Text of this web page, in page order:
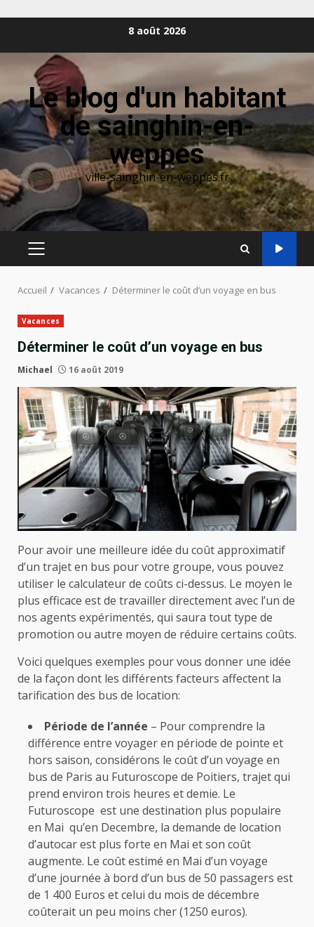
8 août 2026
Le blog d'un habitant
de sainghin-en-
weppes
ville-sainghin-en-weppes.fr
MENU
Accueil Vacances Déterminer le coût d’un voyage en bus
Vacances
Déterminer le coût d’un voyage en bus
Michael 16 août 2019
Pour avoir une meilleure idée du coût approximatif
d’un trajet en bus pour votre groupe, vous pouvez
utiliser le calculateur de coûts ci-dessus. Le moyen le
plus efficace est de travailler directement avec l’un de
nos agents expérimentés, qui saura tout type de
promotion ou autre moyen de réduire certains coûts.
Voici quelques exemples pour vous donner une idée
de la façon dont les différents facteurs affectent la
tarification des bus de location:
Période de l’année – Pour comprendre la
différence entre voyager en période de pointe et
hors saison, considérons le coût d’un voyage en
bus de Paris au Futuroscope de Poitiers, trajet qui
prend environ trois heures et demie. Le
Futuroscope est une destination plus populaire
en Mai qu’en Decembre, la demande de location
d’autocarest plus forte en Mai et son coût
augmente. Le coût estimé en Mai d’un voyage
d’une journée à bord d’un bus de 50 passagers est
de 1 400 Euros et celui du mois de décembre
coûterait un peu moins cher (1250 euros).